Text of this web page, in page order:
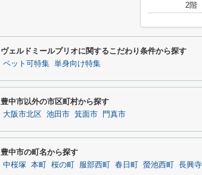
2階
ヴェルドミールプリオに関するこだわり条件から探す
ペット可特集 単身向け特集
豊中市以外の市区町村から探す
大阪市北区 池田市 箕面市 門真市
豊中市の町名から探す
中桜塚 本町 桜の町 服部西町 春日町 螢池西町 長興